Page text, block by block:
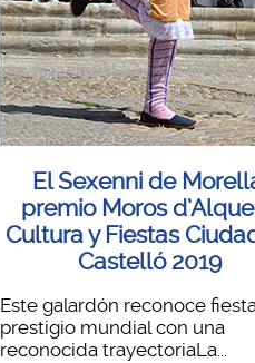
El Sexenni de
premio Moros
Cultura y Fiestas
Castelló 2019
Este galardón reconoce
prestigio mundial con una
reconocida trayectoriaLa...